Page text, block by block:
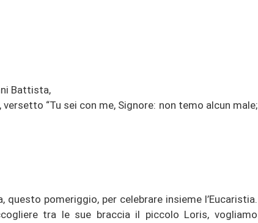
Battista,
“Tu sei con me, Signore: non temo alcun male;
pomeriggio, per celebrare insieme l’Eucaristia.
tra le sue braccia il piccolo Loris, vogliamo